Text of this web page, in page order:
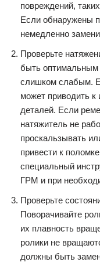
повреждений,
Если обнаружены
немедленно
Проверьте
быть
слишком слабым.
может приводить к
деталей. Если
натяжитель не
проскальзывать
привести к
специальный
ГРМ и при
Проверьте
Поворачивайте
их плавность
ролики не
должны быть